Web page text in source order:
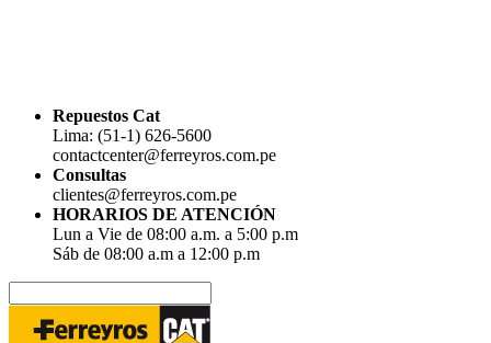
Repuestos Cat
Lima: (51-1) 626-5600
contactcenter@ferreyros.com.pe
Consultas
clientes@ferreyros.com.pe
HORARIOS DE ATENCIÓN
Lun a Vie de 08:00 a.m. a 5:00 p.m
Sáb de 08:00 a.m a 12:00 p.m